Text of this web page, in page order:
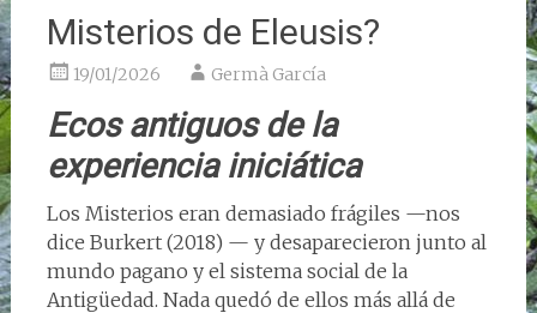
Misterios de Eleusis?
19/01/2026 Germà García
Ecos antiguos de la
experiencia iniciática
Los Misterios eran demasiado frágiles —nos
dice Burkert (2018) — y desaparecieron junto al
mundo pagano y el sistema social de la
Antigüedad. Nada quedó de ellos más allá de